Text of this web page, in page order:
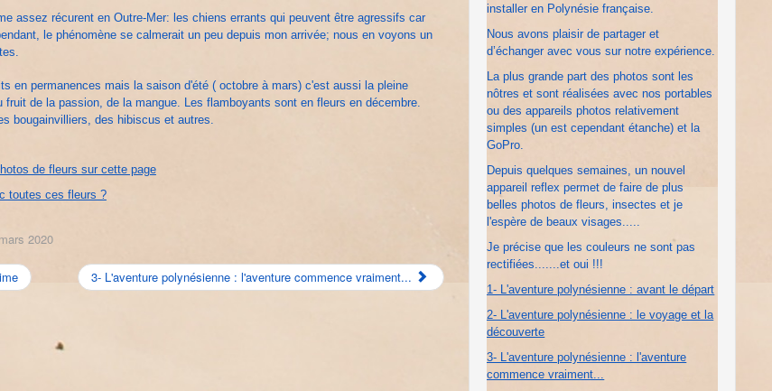
assez récurent en Outre-Mer: les chiens errants qui peuvent être agressifs car
le phénomène se calmerait un peu depuis mon arrivée; nous en voyons un
en permanences mais la saison d'été ( octobre à mars) c'est aussi la pleine
fruit de la passion, de la mangue. Les flamboyants sont en fleurs en décembre.
bougainvilliers, des hibiscus et autres.
de fleurs sur cette page
toutes ces fleurs ?
2020
3- L'aventure polynésienne : l'aventure commence vraiment...
installer en Polynésie française.
Nous avons plaisir de partager et
d’échanger avec vous sur notre expérience.
La plus grande part des photos sont les
nôtres et sont réalisées avec nos portables
ou des appareils photos relativement
simples (un est cependant étanche) et la
GoPro.
Depuis quelques semaines, un nouvel
appareil reflex permet de faire de plus
belles photos de fleurs, insectes et je
l'espère de beaux visages.....
Je précise que les couleurs ne sont pas
rectifiées.......et oui !!!
1- L'aventure polynésienne : avant le départ
2- L'aventure polynésienne : le voyage et la
découverte
3- L'aventure polynésienne : l'aventure
commence vraiment...